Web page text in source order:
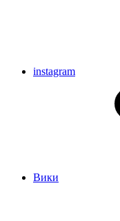
instagram
Вики